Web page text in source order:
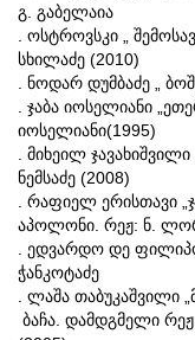
გ. გაბელაია
. ოსტროვსკი „
სხილაძე (2010)
. ნოდარ დუმბაძე „
. ჯაბა იოსელიანი
იოსელიანი(1995)
. მიხეილ
ნემსაძე (2008)
. რაფიელ ერისთავი
აპოლონი. რეჟ: ნ.
. ედვარდო დე
ჭანკოტაძე
. ლაშა თაბუკაშვილი
ბაჩა. დამდგმელი